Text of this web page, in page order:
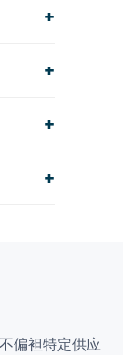
+
+
+
+
偏袒特定供应